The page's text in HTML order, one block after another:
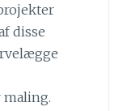
disse
maling.